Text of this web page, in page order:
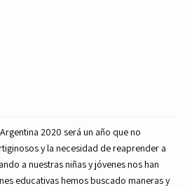
2020 será un año que no
y la necesidad de reaprender a
a nuestras niñas y jóvenes nos han
educativas hemos buscado maneras y